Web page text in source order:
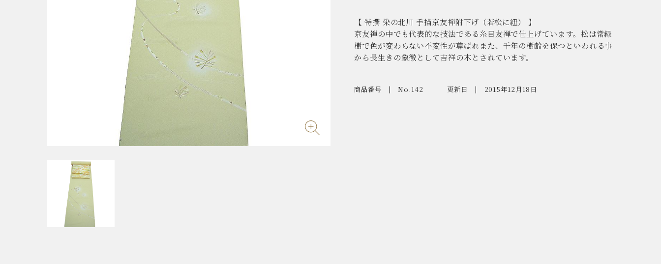
【 特撰 染の北川 手描京友禅附下げ（若松に紐） 】
京友禅の中でも代表的な技法である糸目友禅で仕上げています。松は常緑
樹で色が変わらない不変性が尊ばれまた、千年の樹齢を保つといわれる事
から長生きの象徴として吉祥の木とされています。
商品番号 No.142 更新日 2015年12月18日